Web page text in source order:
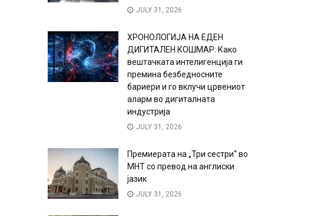
JULY 31, 2026
ХРОНОЛОГИЈА НА ЕДЕН
ДИГИТАЛЕН КОШМАР: Како
вештачката интелигенција ги
премина безбедносните
бариери и го вклучи црвениот
аларм во дигиталната
индустрија
JULY 31, 2026
Премиерата на „Три сестри“ во
МНТ со превод на англиски
јазик
JULY 31, 2026